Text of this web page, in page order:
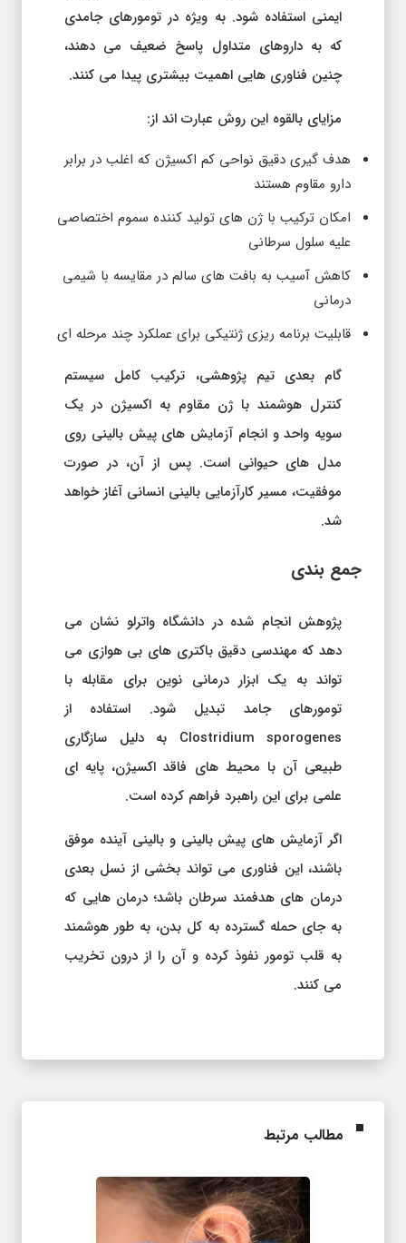
ایمنی استفاده شود. به ویژه در تومورهای جامدی
که به داروهای متداول پاسخ ضعیف می دهند،
چنین فناوری هایی اهمیت بیشتری پیدا می کنند.
مزایای بالقوه این روش عبارت اند از:
هدف گیری دقیق نواحی کم اکسیژن که اغلب در برابر
دارو مقاوم هستند
امکان ترکیب با ژن های تولید کننده سموم اختصاصی
علیه سلول سرطانی
کاهش آسیب به بافت های سالم در مقایسه با شیمی
درمانی
قابلیت برنامه ریزی ژنتیکی برای عملکرد چند مرحله ای
گام بعدی تیم پژوهشی، ترکیب کامل سیستم
کنترل هوشمند با ژن مقاوم به اکسیژن در یک
سویه واحد و انجام آزمایش های پیش بالینی روی
مدل های حیوانی است. پس از آن، در صورت
موفقیت، مسیر کارآزمایی بالینی انسانی آغاز خواهد
شد.
جمع بندی
پژوهش انجام شده در دانشگاه واترلو نشان می
دهد که مهندسی دقیق باکتری های بی هوازی می
تواند به یک ابزار درمانی نوین برای مقابله با
تومورهای جامد تبدیل شود. استفاده از
Clostridium sporogenes به دلیل سازگاری
طبیعی آن با محیط های فاقد اکسیژن، پایه ای
علمی برای این راهبرد فراهم کرده است.
اگر آزمایش های پیش بالینی و بالینی آینده موفق
باشند، این فناوری می تواند بخشی از نسل بعدی
درمان های هدفمند سرطان باشد؛ درمان هایی که
به جای حمله گسترده به کل بدن، به طور هوشمند
به قلب تومور نفوذ کرده و آن را از درون تخریب
می کنند.
مطالب مرتبط